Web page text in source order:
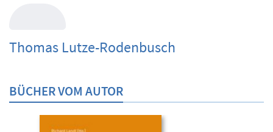
Thomas Lutze-Rodenbusch
BÜCHER VOM AUTOR